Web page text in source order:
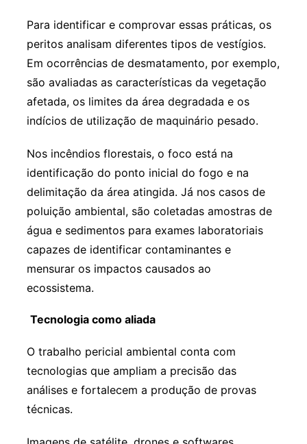
Para identificar e comprovar essas práticas, os
peritos analisam diferentes tipos de vestígios.
Em ocorrências de desmatamento, por exemplo,
são avaliadas as características da vegetação
afetada, os limites da área degradada e os
indícios de utilização de maquinário pesado.
Nos incêndios florestais, o foco está na
identificação do ponto inicial do fogo e na
delimitação da área atingida. Já nos casos de
poluição ambiental, são coletadas amostras de
água e sedimentos para exames laboratoriais
capazes de identificar contaminantes e
mensurar os impactos causados ao
ecossistema.
Tecnologia como aliada
O trabalho pericial ambiental conta com
tecnologias que ampliam a precisão das
análises e fortalecem a produção de provas
técnicas.